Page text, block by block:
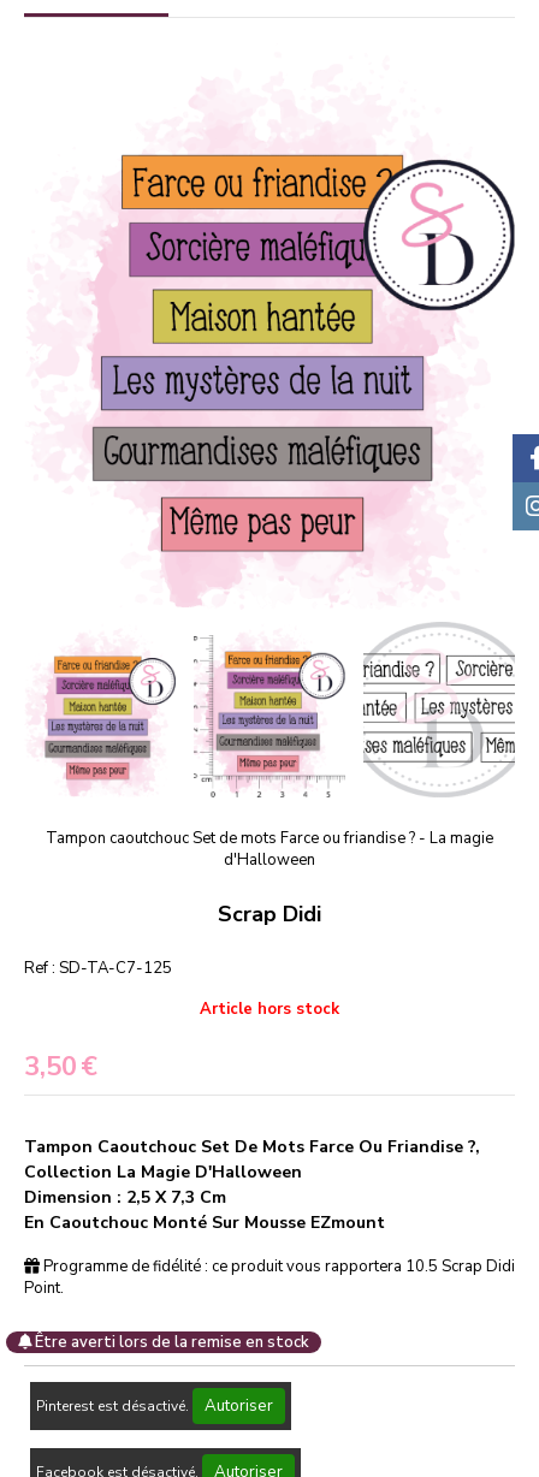
Tampon caoutchouc Set de mots Farce ou friandise ? - La magie
d'Halloween
Scrap Didi
Ref : SD-TA-C7-125
3,50€
Article hors stock
Tampon Caoutchouc Set De Mots Farce Ou Friandise ?,
Collection La Magie D'Halloween
Dimension : 2,5 X 7,3 Cm
En Caoutchouc Monté Sur Mousse EZmount
Programme de fidélité : ce produit vous rapportera 10.5 Scrap Didi
Point.
Être averti lors de la remise en stock
Pinterest est désactivé. Autoriser
Facebook est désactivé. Autoriser